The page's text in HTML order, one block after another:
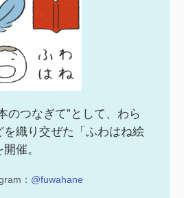
のつなぎて”として、わら
を織り交ぜた「ふわはね絵
催。
： @fuwahane